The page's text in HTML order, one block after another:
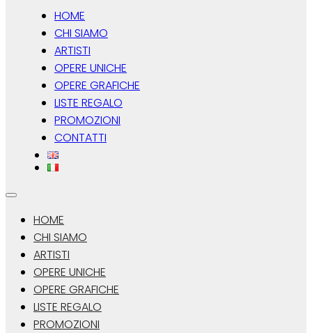
HOME
CHI SIAMO
ARTISTI
OPERE UNICHE
OPERE GRAFICHE
LISTE REGALO
PROMOZIONI
CONTATTI
HOME
CHI SIAMO
ARTISTI
OPERE UNICHE
OPERE GRAFICHE
LISTE REGALO
PROMOZIONI